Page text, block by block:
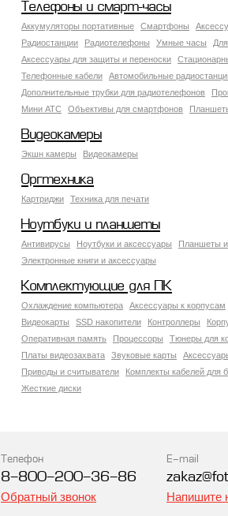
Телефоны и смарт-часы
Аккумуляторы портативные Смартфоны
Радиостанции
Радиотелефоны Умные часы
Аксессуары для защиты и переноски
Телефонные кабели
Автомобильные
Дополнительные трубки для радиотелефонов
Мини АТС
Объективы для смартфонов
Видеокамеры
Экшн камеры Видеокамеры
Оргтехника
Картриджи Техника для печати
Ноутбуки и планшеты
Антивирусы Ноутбуки и аксессуары
Планшеты
Электронные книги и аксессуары
Комплектующие для ПК
Охлаждение компьютера Аксессуары к корпусам
Видеокарты
SSD накопители Контроллеры
Оперативная память
Процессоры
Тюнеры для
Платы видеозахвата
Звуковые карты
Приводы и считыватели
Комплекты кабелей для
Жесткие диски
Телефон
8-800-200-36-86
Обратный звонок
E-mail
Напишите